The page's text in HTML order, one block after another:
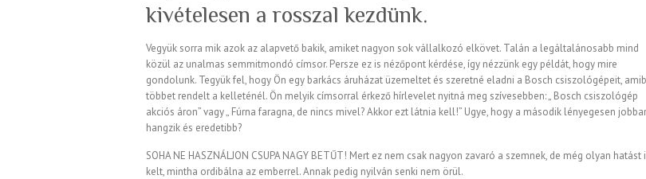
kivételesen a rosszal kezdünk.
Vegyük sorra mik azok az alapvető bakik, amiket nagyon sok vállalkozó elkövet. Talán a legáltalánosabb mind
közül az unalmas semmitmondó címsor. Persze ez is nézőpont kérdése, így nézzünk egy példát, hogy mire
gondolunk. Tegyük fel, hogy Ön egy barkács áruházat üzemeltet és szeretné eladni a Bosch csiszológépeit,
többet rendelt a kelleténél. Ön melyik címsorral érkező hírlevelet nyitná meg szívesebben: „ Bosch csiszológép
akciós áron” vagy „ Fúrna faragna, de nincs mivel? Akkor ezt látnia kell!” Ugye, hogy a második lényegesen
hangzik és eredetibb?
SOHA NE HASZNÁLJON CSUPA NAGY BETŰT! Mert ez nem csak nagyon zavaró a szemnek, de még olyan hatást
kelt, mintha ordibálna az emberrel. Annak pedig nyilván senki nem örül.